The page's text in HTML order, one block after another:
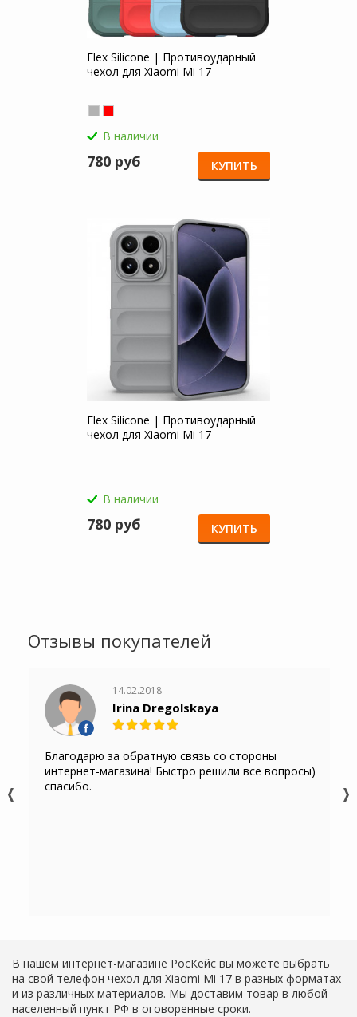
Flex Silicone | Противоударный
чехол для Xiaomi Mi 17
В наличии
780 руб КУПИТЬ
Flex Silicone | Противоударный
чехол для Xiaomi Mi 17
В наличии
780 руб КУПИТЬ
Отзывы покупателей
14.02.2018
Irina Dregolskaya
Благодарю за обратную связь со стороны
интернет-магазина! Быстро решили все вопросы)
спасибо.
В нашем интернет-магазине РосКейс вы можете выбрать
на свой телефон чехол для Xiaomi Mi 17 в разных форматах
и из различных материалов. Мы доставим товар в любой
населенный пункт РФ в оговоренные сроки.